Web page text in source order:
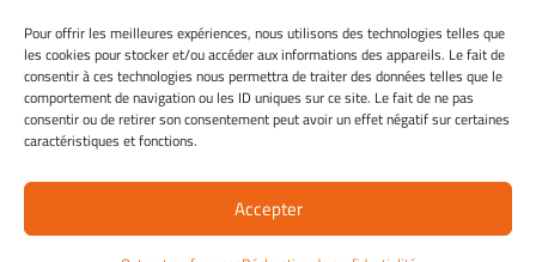
Pour offrir les meilleures expériences, nous utilisons des technologies telles que
les cookies pour stocker et/ou accéder aux informations des appareils. Le fait de
consentir à ces technologies nous permettra de traiter des données telles que le
comportement de navigation ou les ID uniques sur ce site. Le fait de ne pas
consentir ou de retirer son consentement peut avoir un effet négatif sur certaines
caractéristiques et fonctions.
Accepter
INFORMATIONS LÉGALES
Mentions légales
Gérer mes cookies
Politique de cookies
Déclaration de confidentialité
Avertissement
Site Officiel - Credimi @ 2026